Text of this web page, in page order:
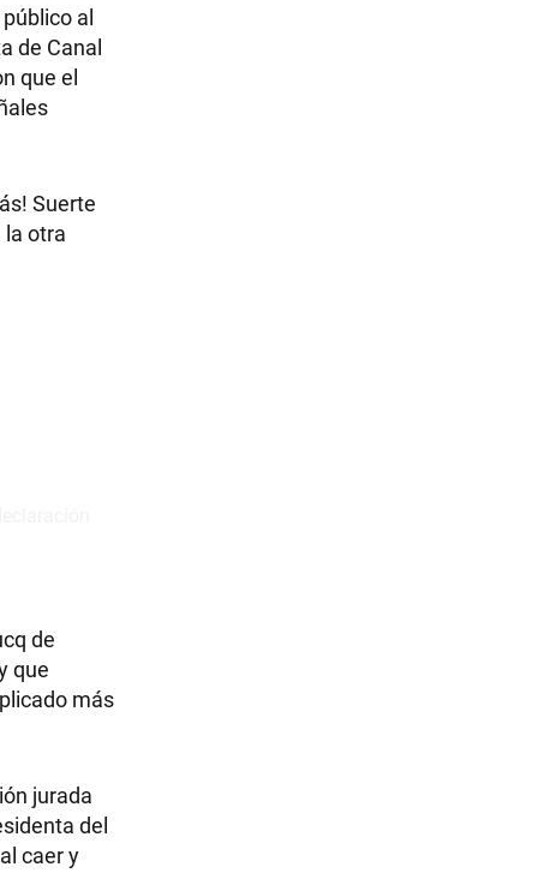
al
de Canal
que el
Suerte
la otra
de
que
más
jurada
del
caer y